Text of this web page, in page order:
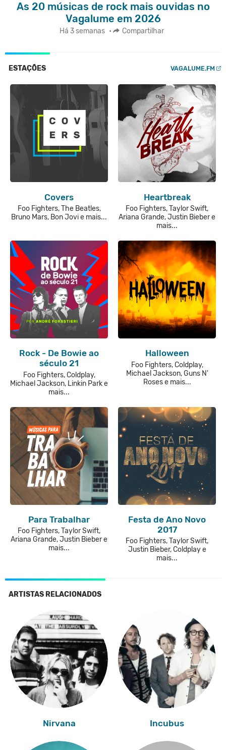
As 20 músicas de rock mais ouvidas no
Vagalume em 2026
Há 3 semanas • Compartilhar
ESTAÇÕES VAGALUME.FM
Covers
Foo Fighters, The Beatles,
Bruno Mars, Bon Jovi e mais...
Heartbreak
Foo Fighters, Taylor Swift,
Ariana Grande, Justin Bieber e
mais...
Rock - De Bowie ao
século 21
Foo Fighters, Coldplay,
Michael Jackson, Linkin Park e
mais...
Halloween
Foo Fighters, Coldplay,
Michael Jackson, Guns N'
Roses e mais...
Para Trabalhar
Foo Fighters, Taylor Swift,
Ariana Grande, Justin Bieber e
mais...
Festa de Ano Novo
2017
Foo Fighters, Taylor Swift,
Justin Bieber, Coldplay e
mais...
ARTISTAS RELACIONADOS
Nirvana Incubus